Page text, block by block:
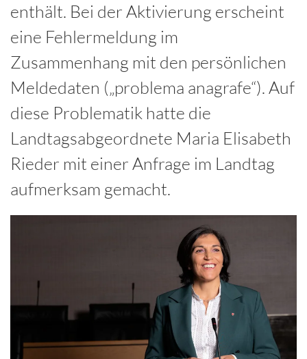
enthält. Bei der Aktivierung erscheint
eine Fehlermeldung im
Zusammenhang mit den persönlichen
Meldedaten („problema anagrafe“). Auf
diese Problematik hatte die
Landtagsabgeordnete Maria Elisabeth
Rieder mit einer Anfrage im Landtag
aufmerksam gemacht.